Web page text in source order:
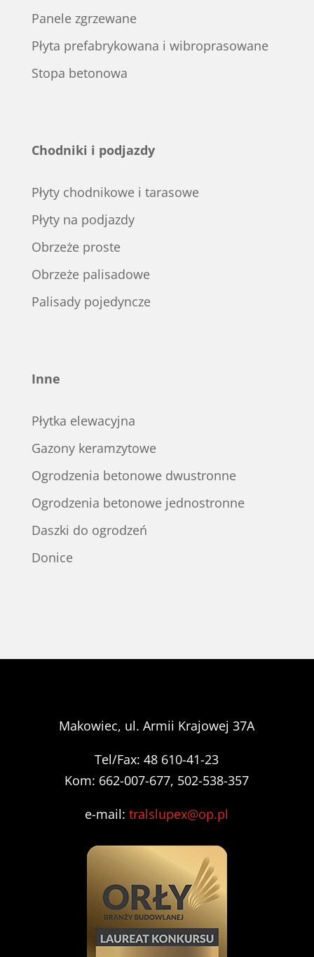
Panele zgrzewane
Płyta prefabrykowana i wibroprasowane
Stopa betonowa
Chodniki i podjazdy
Płyty chodnikowe i tarasowe
Płyty na podjazdy
Obrzeże proste
Obrzeże palisadowe
Palisady pojedyncze
Inne
Płytka elewacyjna
Gazony keramzytowe
Ogrodzenia betonowe dwustronne
Ogrodzenia betonowe jednostronne
Daszki do ogrodzeń
Donice
Makowiec, ul. Armii Krajowej 37A
Tel/Fax: 48 610-41-23
Kom: 662-007-677, 502-538-357
e-mail:tralslupex@op.pl